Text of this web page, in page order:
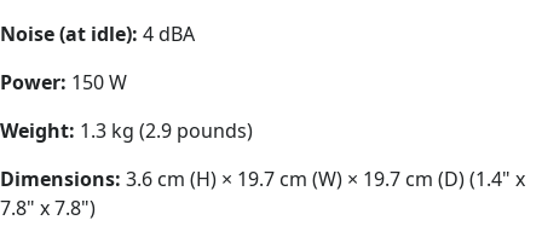
Noise (at idle): 4 dBA
Power: 150 W
Weight: 1.3 kg (2.9 pounds)
Dimensions: 3.6 cm (H) × 19.7 cm (W) × 19.7 cm (D) (1.4" x
7.8" x 7.8")